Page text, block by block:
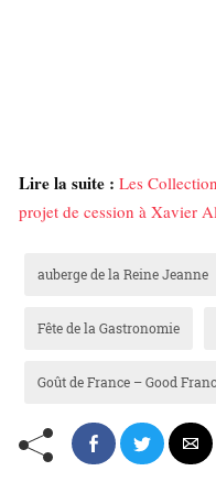
Lire la suite : Les
projet de cession à Xavier
auberge de la Reine Jeanne
Fête de la Gastronomie
Goût de France – Good